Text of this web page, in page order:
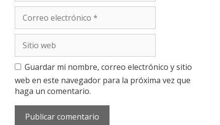
m
r
r
e
o
e
l
t
i
o
w
e
Guardar mi nombre, correo electrónico y sitio
web en este navegador para la próxima vez que
haga un comentario.